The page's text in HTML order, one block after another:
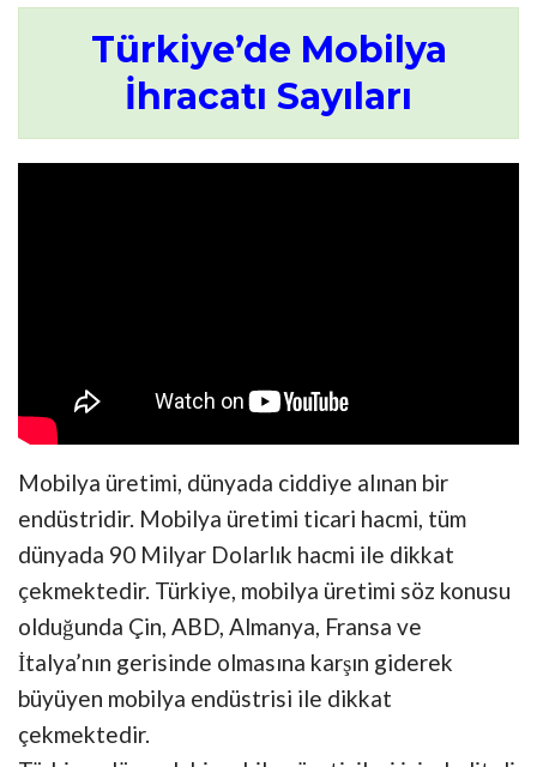
Türkiye’de Mobilya
İhracatı Sayıları
Mobilya üretimi, dünyada ciddiye alınan bir
endüstridir. Mobilya üretimi ticari hacmi, tüm
dünyada 90 Milyar Dolarlık hacmi ile dikkat
çekmektedir. Türkiye, mobilya üretimi söz konusu
olduğunda Çin, ABD, Almanya, Fransa ve
İtalya’nın gerisinde olmasına karşın giderek
büyüyen mobilya endüstrisi ile dikkat
çekmektedir.